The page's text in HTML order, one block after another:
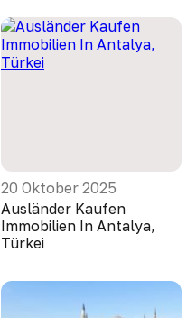
20 Oktober 2025
Ausländer Kaufen
Immobilien In Antalya,
Türkei